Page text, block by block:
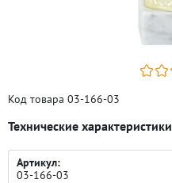
Код товара 03-166-03
Технические характеристики
Артикул:
03-166-03